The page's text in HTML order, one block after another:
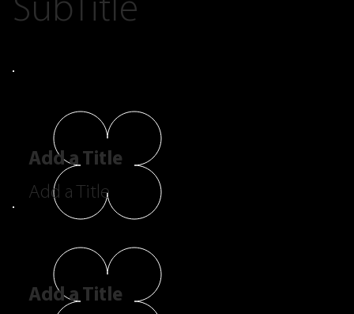
SubTitle
Add a Title
Add a Title
Add a Title